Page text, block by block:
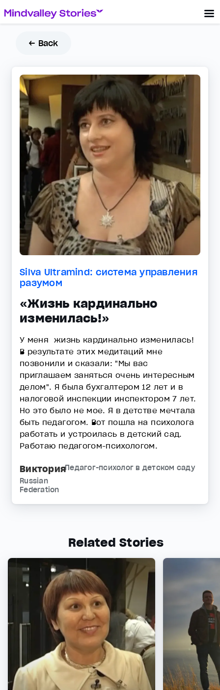
← Back
Silva Ultramind: система управления
разумом
«Жизнь кардинально
изменилась!»
У меня жизнь кардинально изменилась!
В результате этих медитаций мне
позвонили и сказали: "Мы вас
приглашаем заняться очень интересным
делом". Я была бухгалтером 12 лет и в
налоговой инспекции инспектором 7 лет.
Но это было не мое. Я в детстве мечтала
быть педагогом. Вот пошла на психолога
работать и устроилась в детский сад.
Работаю педагогом-психологом.
ВикторияПедагог-психолог в детском саду
Russian
Federation
Related Stories